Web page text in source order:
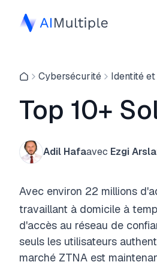
Cybersécurité Identité
Top 10+
Adil Hafaavec Ezgi
Avec environ 22 millions
travaillant à domicile à
d'accès au réseau de
seuls les utilisateurs
marché ZTNA est